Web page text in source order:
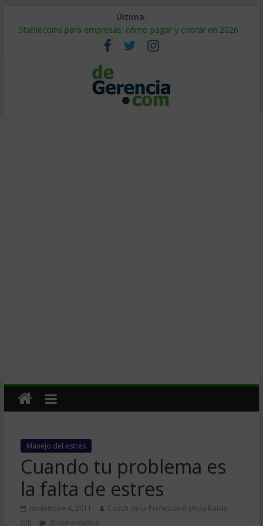
Última:
Stablecoins para empresas: cómo pagar y cobrar en 2026
Despido silencioso: qué es y por qué sale tan caro
IA en selección de personal: cómo auditarla a tiempo
Trabajo forzoso en la cadena de suministro: qué hacer
Mercado hispano de EE. UU.: cómo segmentarlo y venderle
Manejo del estrés
Cuando tu problema es
la falta de estres
noviembre 4, 2011
Coach de la Profesional (Aida Baida
Gil)
0 comentarios